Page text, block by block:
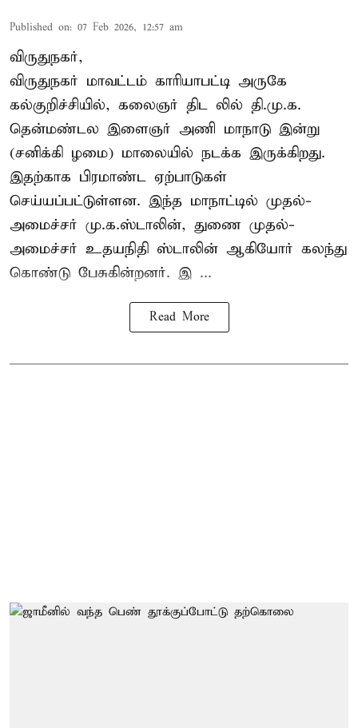
Published on: 07 Feb 2026, 12:57 am
விருதுநகர்,
விருதுநகர் மாவட்டம் காரியாபட்டி அருகே
கல்குறிச்சியில், கலைஞர் திட லில் தி.மு.க.
தென்மண்டல இளைஞர் அணி மாநாடு இன்று
(சனிக்கி ழமை) மாலையில் நடக்க இருக்கிறது.
இதற்காக பிரமாண்ட ஏற்பாடுகள்
செய்யப்பட்டுள்ளன. இந்த மாநாட்டில் முதல்-
அமைச்சர் மு.க.ஸ்டாலின், துணை முதல்-
அமைச்சர் உதயநிதி ஸ்டாலின் ஆகியோர் கலந்து
கொண்டு பேசுகின்றனர். இ ...
Read More